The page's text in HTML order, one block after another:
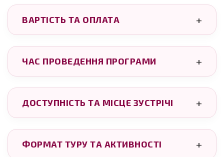
ВАРТІСТЬ ТА ОПЛАТА
ЧАС ПРОВЕДЕННЯ ПРОГРАМИ
ДОСТУПНІСТЬ ТА МІСЦЕ ЗУСТРІЧІ
ФОРМАТ ТУРУ ТА АКТИВНОСТІ